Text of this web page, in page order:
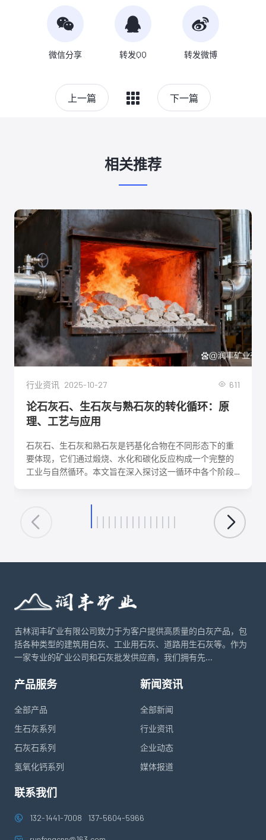
微信分享 转发QQ 转发微博
上一篇 下一篇
相关推荐
行业资讯 2025-10-27 611
论石灰石、生石灰与熟石灰的转化循环：原
理、工艺与应用
石灰石、生石灰和熟石灰是钙基化合物在不同形态下的重
要体现，它们通过煅烧、水化和碳化反应构成一个完整的
工业与自然循环。本文旨在深入探讨这一循环中各个阶段
优化生产工艺、降低能耗、实现资源可持续利用具有重要
意义。
吉林润丰矿业有限公司致力于为客户提供高质量的白灰产品，包
括各种类型的建筑用白灰、工业用石灰、道路用生石灰等。作为
一家专业的矿业公司和石灰批发供应商，我们拥有先...
产品服务
全部产品
生石灰系列
石灰石系列
氢氧化钙系列
新闻资讯
全部新闻
行业资讯
企业动态
媒体报道
联系我们
132-1441-7008 137-5604-5966